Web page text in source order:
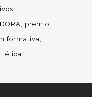
premio
formativa
ética